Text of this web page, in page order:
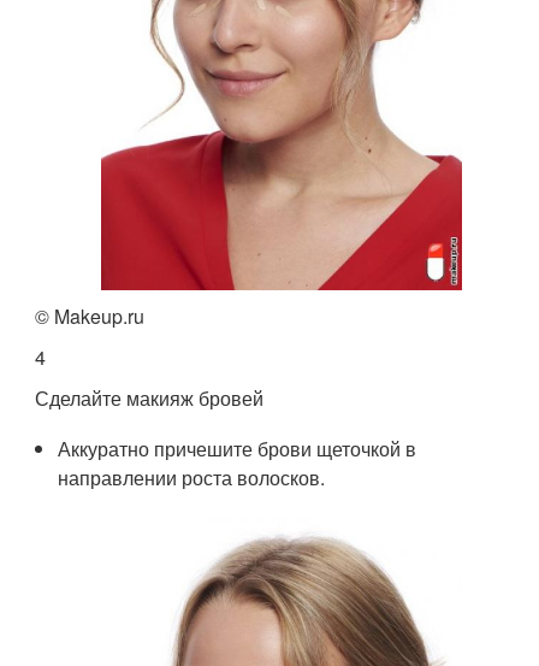
© Makeup.ru
4
Сделайте макияж бровей
Аккуратно причешите брови щеточкой в
направлении роста волосков.